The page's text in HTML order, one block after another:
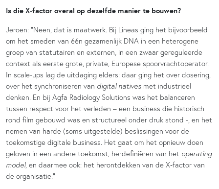
Is die X‑factor overal op dezelfde manier te bouwen?
Jeroen: “Neen, dat is maatwerk. Bij Lineas ging het bijvoorbeeld
om het smeden van één gezamenlijk DNA in een heterogene
groep van statutairen en externen, in een zwaar gereguleerde
context als eerste grote, private, Europese spoorvrachtoperator.
In scale‑ups lag de uitdaging elders: daar ging het over dosering,
over het synchroniseren van digital natives met industrieel
denken. En bij Agfa Radiology Solutions was het balanceren
tussen respect voor het verleden – een business die historisch
rond film gebouwd was en structureel onder druk stond -, en het
nemen van harde (soms uitgestelde) beslissingen voor de
toekomstige digitale business. Het gaat om het opnieuw doen
geloven in een andere toekomst, herdefiniëren van het operating
model, en daarmee ook: het herontdekken van de X‑factor van
de organisatie.”